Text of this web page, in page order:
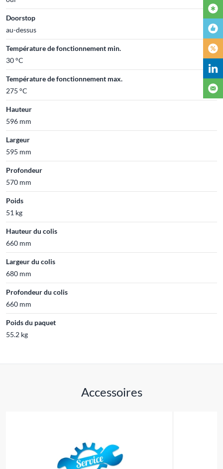
Doorstop
au-dessus
Température de fonctionnement min.
30 °C
Température de fonctionnement max.
275 °C
Hauteur
596 mm
Largeur
595 mm
Profondeur
570 mm
Poids
51 kg
Hauteur du colis
660 mm
Largeur du colis
680 mm
Profondeur du colis
660 mm
Poids du paquet
55.2 kg
Accessoires